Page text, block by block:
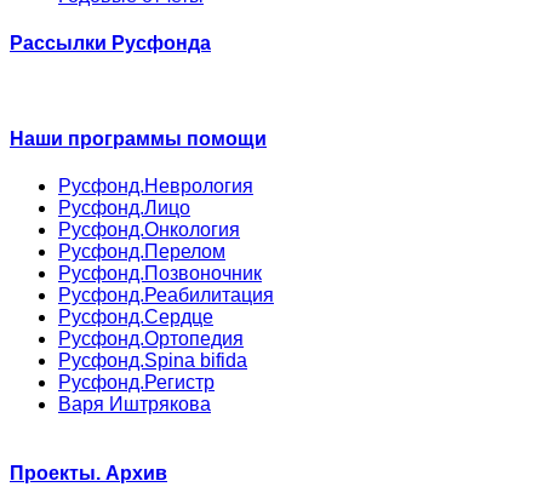
Рассылки Русфонда
Наши программы помощи
Русфонд.Неврология
Русфонд.Лицо
Русфонд.Онкология
Русфонд.Перелом
Русфонд.Позвоночник
Русфонд.Реабилитация
Русфонд.Сердце
Русфонд.Ортопедия
Русфонд.Spina bifida
Русфонд.Регистр
Варя Иштрякова
Проекты. Архив